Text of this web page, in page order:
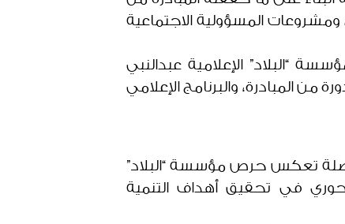
ومشروعات المسؤولية الاجتماعية
“البلاد” الإعلامية عبدالنبي
المبادرة، والبرنامج الإعلامي
تعكس حرص مؤسسة “البلاد”
محوري في تحقيق أهداف التنمية